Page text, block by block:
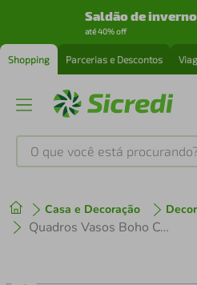
Saldão de inverno
até 40% off
Shopping Parcerias e Descontos
O que você está procurando?
Casa e Decoração
Quadros Vasos Boho Colors 133x60 3-60x43 Caixa Preto
1º tenis